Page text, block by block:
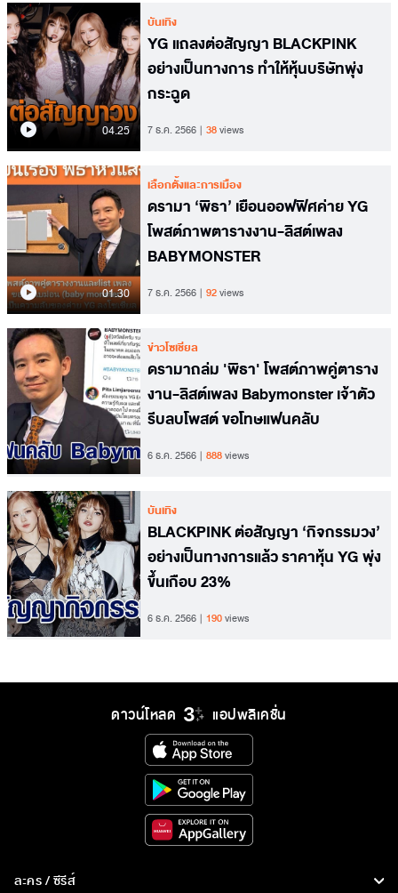
04.25
บันเทิง
YG แถลงต่อสัญญา BLACKPINK
อย่างเป็นทางการ ทำให้หุ้นบริษัทพุ่ง
กระฉูด
7 ธ.ค. 2566 38views
01.30
เลือกตั้งและการเมือง
ดรามา ‘พิธา’ เยือนออฟฟิศค่าย YG
โพสต์ภาพตารางงาน-ลิสต์เพลง
BABYMONSTER
7 ธ.ค. 2566 92views
ข่าวโซเชียล
ดรามาถล่ม 'พิธา' โพสต์ภาพคู่ตาราง
งาน-ลิสต์เพลง Babymonster เจ้าตัว
รีบลบโพสต์ ขอโทษแฟนคลับ
6 ธ.ค. 2566 888views
บันเทิง
BLACKPINK ต่อสัญญา ‘กิจกรรมวง’
อย่างเป็นทางการแล้ว ราคาหุ้น YG พุ่ง
ขึ้นเกือบ 23%
6 ธ.ค. 2566 190views
ดาวน์โหลด แอปพลิเคชั่น
ละคร / ซีรีส์